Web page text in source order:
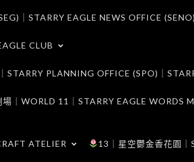
｜STARRY EAGLE NEWS OFFICE
CLUB
STARRY PLANNING OFFICE (SPO)｜
｜WORLD 11｜STARRY EAGLE WORDS
ATELIER 13｜星空鬱金香花園